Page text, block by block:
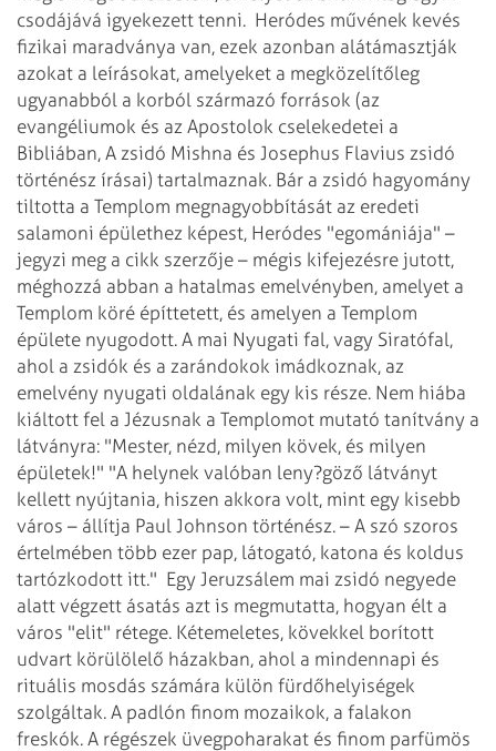
csodájává igyekezett tenni. Heródes művének kevés
fizikai maradványa van, ezek azonban alátámasztják
azokat a leírásokat, amelyeket a megközelítőleg
ugyanabból a korból származó források (az
evangéliumok és az Apostolok cselekedetei a
Bibliában, A zsidó Mishna és Josephus Flavius zsidó
történész írásai) tartalmaznak. Bár a zsidó hagyomány
tiltotta a Templom megnagyobbítását az eredeti
salamoni épülethez képest, Heródes "egomániája" –
jegyzi meg a cikk szerzője – mégis kifejezésre jutott,
méghozzá abban a hatalmas emelvényben, amelyet a
Templom köré építtetett, és amelyen a Templom
épülete nyugodott. A mai Nyugati fal, vagy Siratófal,
ahol a zsidók és a zarándokok imádkoznak, az
emelvény nyugati oldalának egy kis része. Nem hiába
kiáltott fel a Jézusnak a Templomot mutató tanítvány a
látványra: "Mester, nézd, milyen kövek, és milyen
épületek!" "A helynek valóban leny?göző látványt
kellett nyújtania, hiszen akkora volt, mint egy kisebb
város – állítja Paul Johnson történész. – A szó szoros
értelmében több ezer pap, látogató, katona és koldus
tartózkodott itt." Egy Jeruzsálem mai zsidó negyede
alatt végzett ásatás azt is megmutatta, hogyan élt a
város "elit" rétege. Kétemeletes, kövekkel borított
udvart körülölelő házakban, ahol a mindennapi és
rituális mosdás számára külön fürdőhelyiségek
szolgáltak. A padlón finom mozaikok, a falakon
freskók. A régészek üvegpoharakat és finom parfümös